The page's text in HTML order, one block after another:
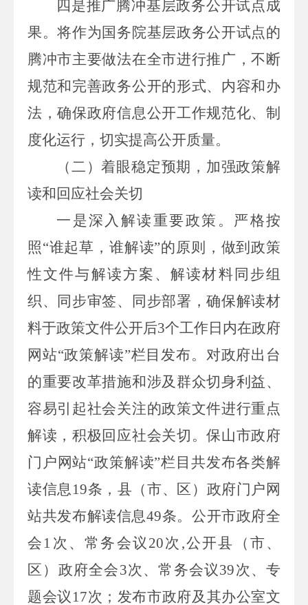
四是推广腾冲基层政务公开试点成
果。将作为国务院基层政务公开试点的
腾冲市主要做法在全市进行推广，不断
规范和完善政务公开的形式、内容和办
法，确保政府信息公开工作规范化、制
度化运行，切实提高公开质量。
（二）着眼稳定预期，加强政策解
读和回应社会关切
一是深入解读重要政策。严格按
照“谁起草，谁解读”的原则，做到政策
性文件与解读方案、解读材料同步组
织、同步审签、同步部署，确保解读材
料于政策文件公开后3个工作日内在政府
网站“政策解读”栏目发布。 对政府出台
的重要改革措施和涉及群众切身利益、
容易引起社会关注的政策文件进行重点
解读，积极回应社会关切。保山市政府
门户网站“政策解读”栏目共发布各类解
读信息19条，县（市、区）政府门户网
站共发布解读信息49条。公开市政府全
会 1 次、常务会议 20次 ,公开县（市、
区）政府全会3次、常务会议39次、专
题会议 17次；发布市政府及其办公室文